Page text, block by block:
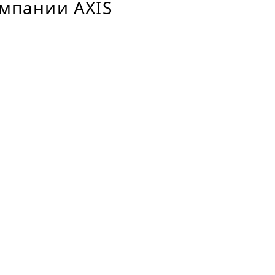
AXIS